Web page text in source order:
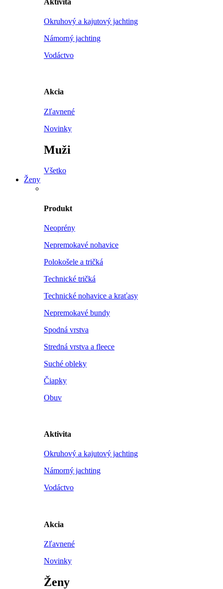
Okruhový a kajutový jachting
Námorný jachting
Vodáctvo
Akcia
Zľavnené
Novinky
Muži
Všetko
Ženy
Produkt
Neoprény
Nepremokavé nohavice
Polokošele a tričká
Technické tričká
Technické nohavice a kraťasy
Nepremokavé bundy
Spodná vrstva
Stredná vrstva a fleece
Suché obleky
Čiapky
Obuv
Aktivita
Okruhový a kajutový jachting
Námorný jachting
Vodáctvo
Akcia
Zľavnené
Novinky
Ženy